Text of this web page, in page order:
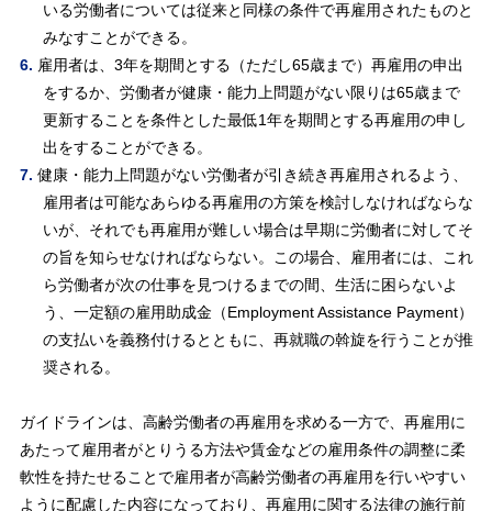
いる労働者については従来と同様の条件で再雇用されたものと
みなすことができる。
雇用者は、3年を期間とする（ただし65歳まで）再雇用の申出
をするか、労働者が健康・能力上問題がない限りは65歳まで
更新することを条件とした最低1年を期間とする再雇用の申し
出をすることができる。
健康・能力上問題がない労働者が引き続き再雇用されるよう、
雇用者は可能なあらゆる再雇用の方策を検討しなければならな
いが、それでも再雇用が難しい場合は早期に労働者に対してそ
の旨を知らせなければならない。この場合、雇用者には、これ
ら労働者が次の仕事を見つけるまでの間、生活に困らないよ
う、一定額の雇用助成金（Employment Assistance Payment）
の支払いを義務付けるとともに、再就職の斡旋を行うことが推
奨される。
ガイドラインは、高齢労働者の再雇用を求める一方で、再雇用に
あたって雇用者がとりうる方法や賃金などの雇用条件の調整に柔
軟性を持たせることで雇用者が高齢労働者の再雇用を行いやすい
ように配慮した内容になっており、再雇用に関する法律の施行前